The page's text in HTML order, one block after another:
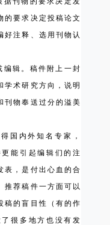
的要求决定投稿论文
好注释、选用刊物认
辑。稿件附上一封
学术研究方向，说明
刊物奉送过分的溢美
国内外知名专家，
能引起编辑们的注
表，是付出心血的合
推荐稿件一方面可以
稿的盲目性（有的作
很多地方也没有发